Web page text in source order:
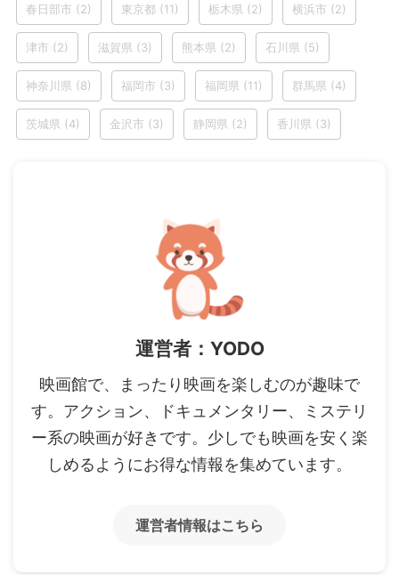
春日部市 (2) 東京都 (11) 栃木県 (2) 横浜市 (2)
津市 (2) 滋賀県 (3) 熊本県 (2) 石川県 (5)
神奈川県 (8) 福岡市 (3) 福岡県 (11) 群馬県 (4)
茨城県 (4) 金沢市 (3) 静岡県 (2) 香川県 (3)
運営者：YODO
映画館で、まったり映画を楽しむのが趣味で
す。アクション、ドキュメンタリー、ミステリ
ー系の映画が好きです。少しでも映画を安く楽
しめるようにお得な情報を集めています。
運営者情報はこちら